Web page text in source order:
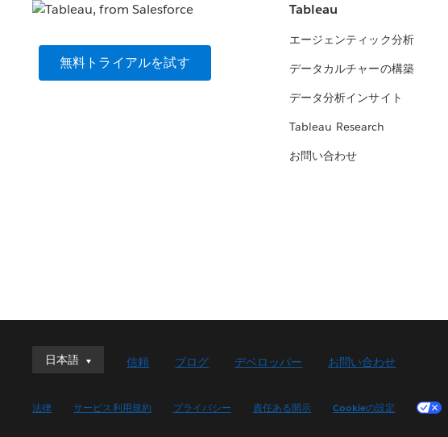
無料トライアルを試す
Tableau
エージェンティック分析
データカルチャーの構築
データ分析インサイト
Tableau Research
お問い合わせ
日本語
日本語
English (UK)
信頼 ブログ デベロッパー お問い合わせ
法律 サービス利用規約 プライバシー 責任ある開示 Cookieの設定